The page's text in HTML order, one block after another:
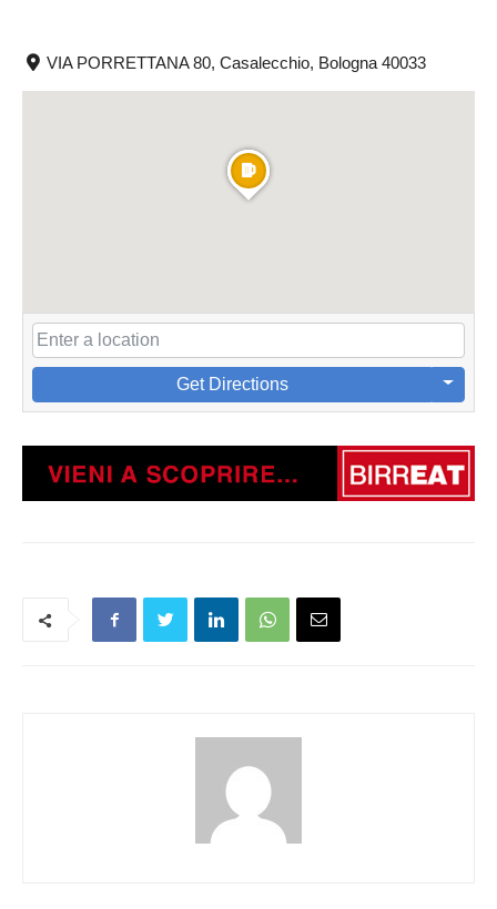
VIA PORRETTANA 80, Casalecchio, Bologna 40033
Get Directions